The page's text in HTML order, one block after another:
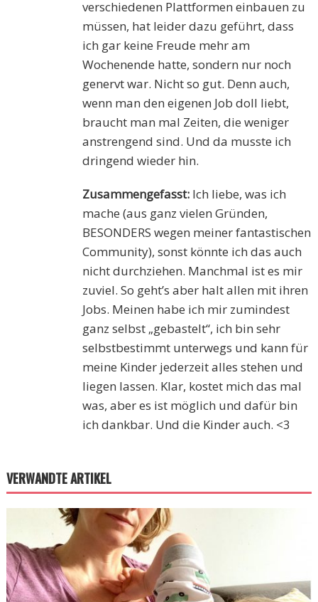
verschiedenen Plattformen einbauen zu
müssen, hat leider dazu geführt, dass
ich gar keine Freude mehr am
Wochenende hatte, sondern nur noch
genervt war. Nicht so gut. Denn auch,
wenn man den eigenen Job doll liebt,
braucht man mal Zeiten, die weniger
anstrengend sind. Und da musste ich
dringend wieder hin.
Zusammengefasst: Ich liebe, was ich
mache (aus ganz vielen Gründen,
BESONDERS wegen meiner fantastischen
Community), sonst könnte ich das auch
nicht durchziehen. Manchmal ist es mir
zuviel. So geht’s aber halt allen mit ihren
Jobs. Meinen habe ich mir zumindest
ganz selbst „gebastelt“, ich bin sehr
selbstbestimmt unterwegs und kann für
meine Kinder jederzeit alles stehen und
liegen lassen. Klar, kostet mich das mal
was, aber es ist möglich und dafür bin
ich dankbar. Und die Kinder auch. <3
VERWANDTE ARTIKEL